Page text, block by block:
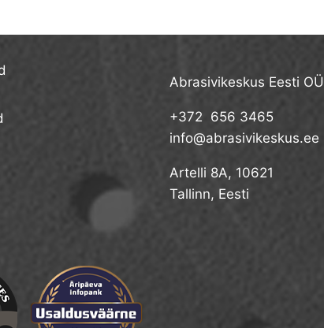
Abrasivikeskus Eesti OÜ
+372 656 3465
info@abrasivikeskus.ee
Artelli 8A, 10621
Tallinn, Eesti